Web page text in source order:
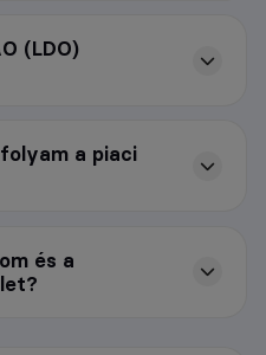
(LDO)
a piaci
és a